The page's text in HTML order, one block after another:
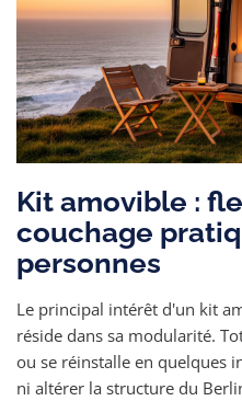
Kit amovible :
couchage
personnes
Le principal intérêt d'un kit
réside dans sa modularité.
ou se réinstalle en quelques
ni altérer la structure du